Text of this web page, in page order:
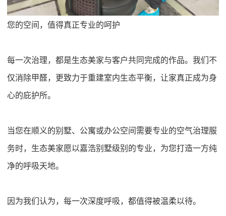
您的空间，值得真正专业的呵护
每一次治理，都是生态美家与客户共同完成的作品。我们不
仅消除甲醛，更致力于重建室内生态平衡，让家真正成为身
心的庇护所。
当您在顺义的别墅、公寓或办公空间需要专业的空气治理服
务时，生态美家愿以嘉浩别墅级别的专业，为您打造一方纯
净的呼吸天地。
因为我们认为，每一次深度呼吸，都值得被温柔以待。